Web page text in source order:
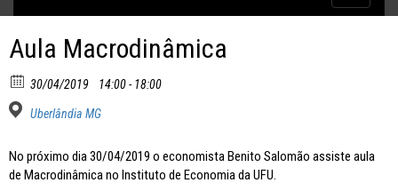
Aula Macrodinâmica
30/04/2019 14:00 - 18:00
Uberlândia MG
No próximo dia 30/04/2019 o economista Benito Salomão assiste aula
de Macrodinâmica no Instituto de Economia da UFU.